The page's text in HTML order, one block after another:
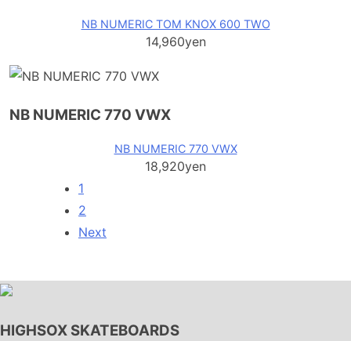
NB NUMERIC TOM KNOX 600 TWO
14,960yen
NB NUMERIC 770 VWX
NB NUMERIC 770 VWX
18,920yen
1
2
Next
HIGHSOX SKATEBOARDS